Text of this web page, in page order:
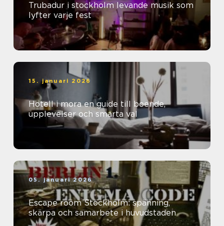
Trubadur i stockholm levande musik som
lyfter varje fest
15. januari 2026
Hotell i mora en guide till boende,
upplevelser och smarta val
05. januari 2026
Escape room Stockholm: spänning,
skärpa och samarbete i huvudstaden